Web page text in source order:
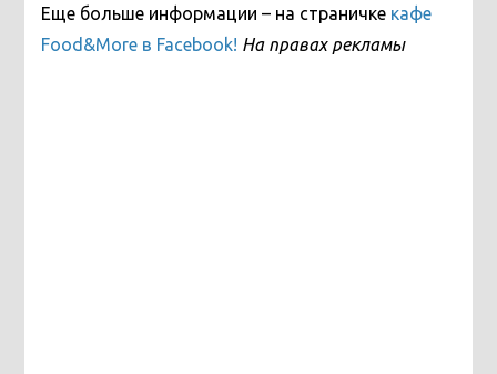
Еще больше информации – на страничке кафе
Food&More в Facebook! На правах рекламы